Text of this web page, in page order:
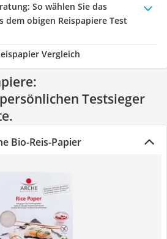
: So wählen Sie das
dem obigen Reispapiere Test
Vergleich
Testsieger
Bio-Reis-Papier